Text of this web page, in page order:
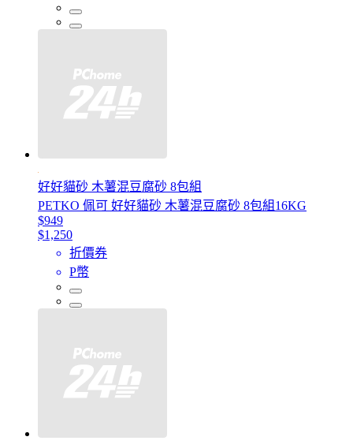
好好貓砂 木薯混豆腐砂 8包組
PETKO 佩可 好好貓砂 木薯混豆腐砂 8包組16KG
$949
$1,250
折價券
P幣